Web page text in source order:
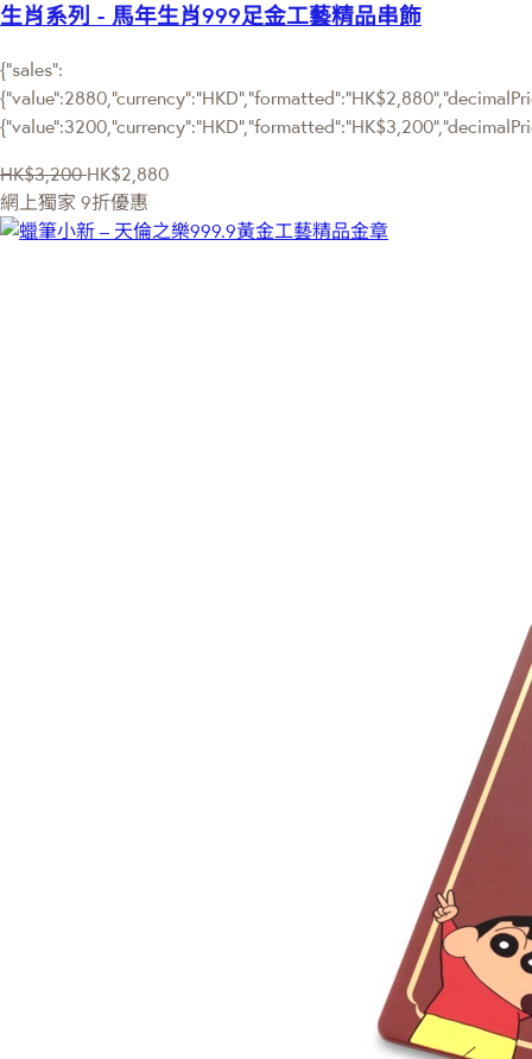
生肖系列 - 馬年生肖999足金工藝精品串飾
{"sales":
HK$3,200 HK$2,880
網上獨家 9折優惠